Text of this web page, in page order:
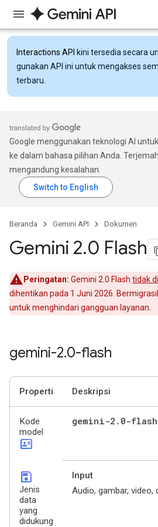
Interactions API kini tersedia secara
gunakan API ini untuk mengakses
terbaru.
Google menggunakan teknologi AI
ke dalam bahasa pilihan Anda.
mengandung kesalahan.
Beranda Gemini API Dokumen
Gemini 2.0 Flash
Peringatan: Gemini 2.0 Flash tidak
dihentikan pada 1 Juni 2026.
untuk menghindari gangguan layanan.
gemini-2.0-flash
Properti Deskripsi
Kode
model
id_card
gemini-2 . 0-flash
save
Jenis
data
yang
didukung
Input
Audio, gambar, video,